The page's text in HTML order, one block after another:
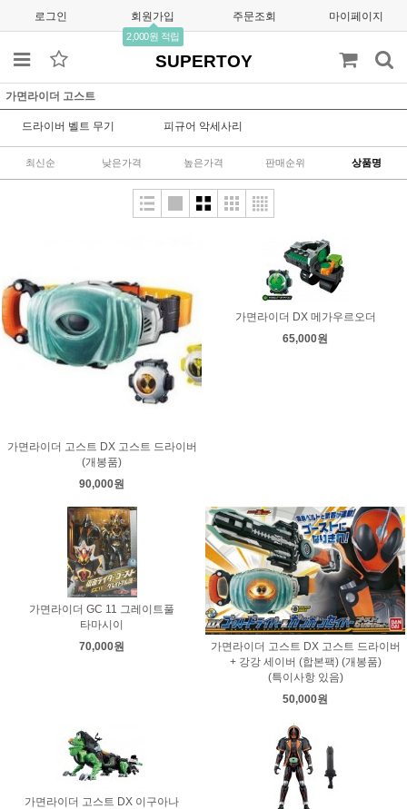
로그인 회원가입
2,000원 적립
주문조회 마이페이지
SUPERTOY
가면라이더 고스트
드라이버 벨트 무기 피규어 악세사리
최신순 낮은가격 높은가격 판매순위 상품명
가면라이더 고스트 DX 고스트 드라이버
(개봉품)
90,000원
가면라이더 DX 메가우르오더
65,000원
가면라이더 GC 11 그레이트풀
타마시이
70,000원
가면라이더 고스트 DX 고스트 드라이버
+ 강강 세이버 (합본팩) (개봉품)
(특이사항 있음)
50,000원
가면라이더 고스트 DX 이구아나